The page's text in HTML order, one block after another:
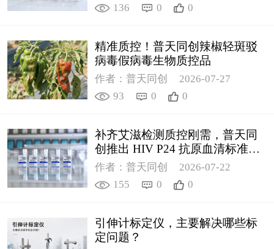
136
0 0
精准质控！普天同创辣椒轻斑驳
病毒假病毒生物质控品
作者：普天同创
2026-07-27
93
0 0
补齐艾滋检测质控刚需，普天同
创推出 HIV P24 抗原血清标准物
质
作者：普天同创
2026-07-22
155
0 0
引伸计标定仪，主要解决哪些标
定问题？